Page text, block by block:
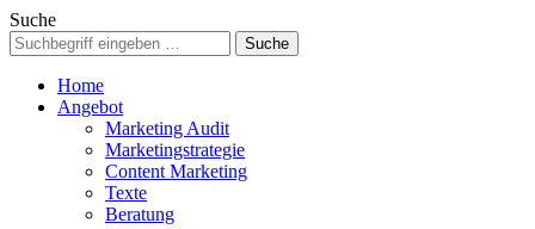
Suche
Home
Angebot
Marketing Audit
Marketingstrategie
Content Marketing
Texte
Beratung